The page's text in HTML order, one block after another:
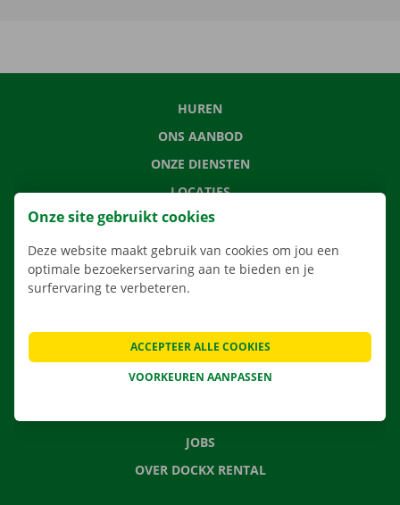
HUREN
ONS AANBOD
ONZE DIENSTEN
LOCATIES
APP
VERHUISOPLOSSINGEN
CONTACTEER ONS
VEELGESTELDE VRAGEN
NIEUWS
JOBS
OVER DOCKX RENTAL
Onze site gebruikt cookies
Deze website maakt gebruik van cookies om jou een
optimale bezoekerservaring aan te bieden en je
surfervaring te verbeteren.
VOORKEUREN AANPASSEN
ACCEPTEER ALLE COOKIES